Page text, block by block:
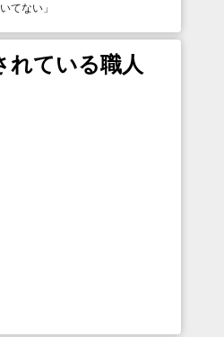
てない 」
れている職人